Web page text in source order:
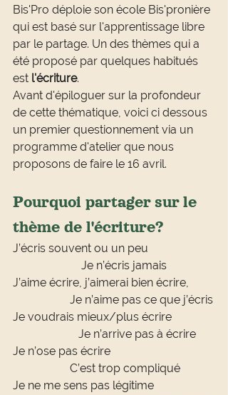
Bis'Pro déploie son école Bis'pronière
qui est basé sur l'apprentissage libre
par le partage. Un des thèmes qui a
été proposé par quelques habitués
est l'écriture.
Avant d'épiloguer sur la profondeur
de cette thématique, voici ci dessous
un premier questionnement via un
programme d'atelier que nous
proposons de faire le 16 avril.
Pourquoi partager sur le
thème de l'écriture?
J’écris souvent ou un peu
                        Je n’écris jamais
J’aime écrire, j’aimerai bien écrire,
                    Je n’aime pas ce que j’écris
Je voudrais mieux/plus écrire
                       Je n’arrive pas à écrire
Je n’ose pas écrire
                    C’est trop compliqué
Je ne me sens pas légitime